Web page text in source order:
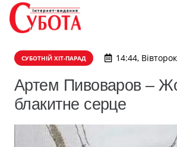
СУБОТНІЙ ХІТ-ПАРАД 14:44,
Артем Пивоваров –
блакитне серце